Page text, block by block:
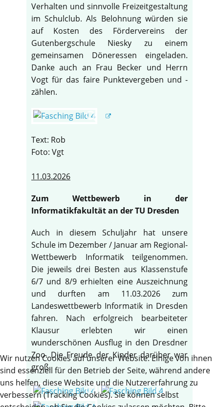
Verhalten und sinnvolle Freizeitgestaltung
im Schulclub. Als Belohnung würden sie
auf Kosten des Fördervereins der
Gutenbergschule Niesky zu einem
gemeinsamen Döneressen eingeladen.
Danke auch an Frau Becker und Herrn
Vogt für das faire Punktevergeben und -
zählen.
Text: Rob
Foto: Vgt
11.03.2026
Zum Wettbewerb in der
Informatikfakultät an der TU Dresden
Auch in diesem Schuljahr hat unsere
Schule im Dezember / Januar am Regional-
Wettbewerb Informatik teilgenommen.
Die jeweils drei Besten aus Klassenstufe
6/7 und 8/9 erhielten eine Auszeichnung
und durften am 11.03.2026 zum
Landeswettbewerb Informatik in Dresden
fahren. Nach erfolgreich bearbeiteter
Klausur erlebten wir einen
wunderschönen Ausflug in den Dresdner
Zoo. Die Freude der Kinder darüber war
groß.
Wir nutzen Cookies auf unserer Website. Einige von ihnen
sind essenziell für den Betrieb der Seite, während andere
uns helfen, diese Website und die Nutzererfahrung zu
verbessern (Tracking Cookies). Sie können selbst